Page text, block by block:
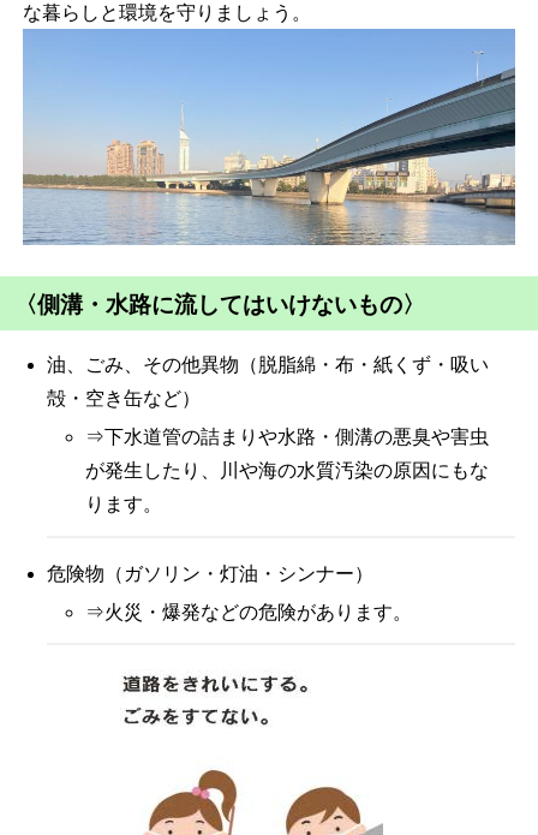
な暮らしと環境を守りましょう。
〈側溝・水路に流してはいけないもの〉
油、ごみ、その他異物（脱脂綿・布・紙くず・吸い
殻・空き缶など）
⇒下水道管の詰まりや水路・側溝の悪臭や害虫
が発生したり、川や海の水質汚染の原因にもな
ります。
危険物（ガソリン・灯油・シンナー）
⇒火災・爆発などの危険があります。